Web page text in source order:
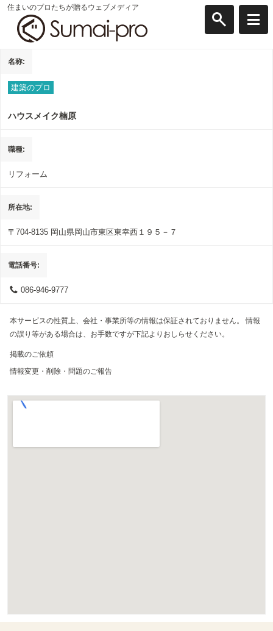
住まいのプロたちが贈るウェブメディア
名称
建築のプロ
ハウスメイク楠原
職種
リフォーム
所在地
〒704-8135 岡山県岡山市東区東幸西１９５－７
電話番号
086-946-9777
本サービスの性質上、会社・事業所等の情報は保証されておりません。 情報
の誤り等がある場合は、お手数ですが下記よりおしらせください。
掲載のご依頼
情報変更・削除・問題のご報告